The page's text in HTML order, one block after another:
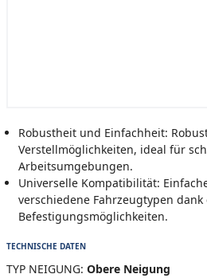
Robustheit und Einfachheit:
Verstellmöglichkeiten, ideal für
Arbeitsumgebungen.
Universelle Kompatibilität:
verschiedene Fahrzeugtypen
Befestigungsmöglichkeiten.
TECHNISCHE DATEN
TYP NEIGUNG: Obere Neigung